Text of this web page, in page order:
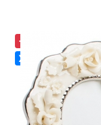
-19,03%
Хит